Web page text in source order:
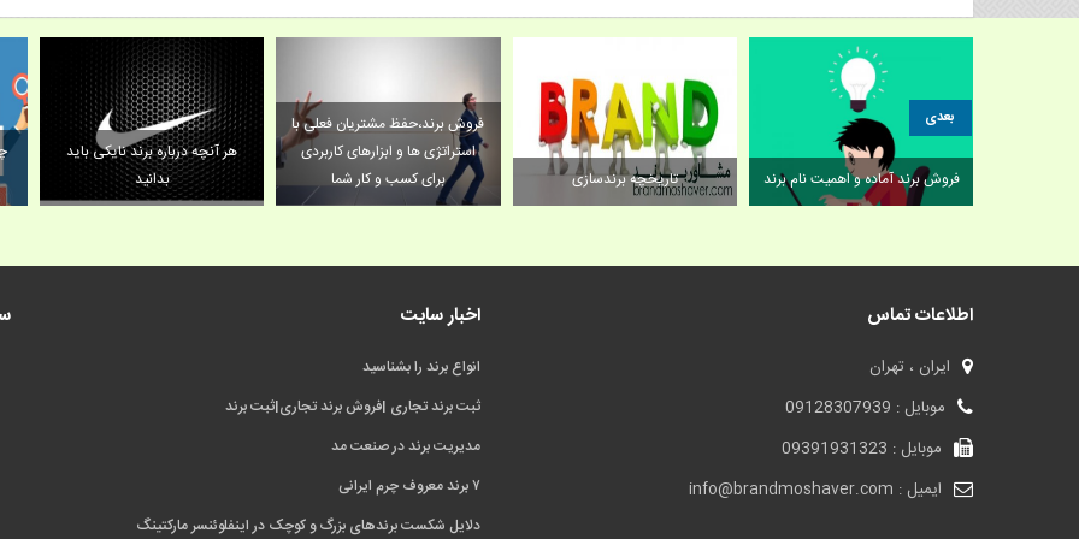
هر آنچه درباره برند نایکی باید
بدانید
فروش برند،حفظ مشتریان فعلی با
استراتژی ها و ابزارهای کاربردی
برای کسب و کار شما
تاریخچه برندسازی فروش برند آماده و اهمیت نام برند
بعدی
اطلاعات تماس
ایران ، تهران
موبایل : 09128307939
موبایل : 09391931323
ایمیل : info@brandmoshaver.com
اخبار سایت
انواع برند را بشناسید
ثبت برند تجاری |فروش برند تجاری|ثبت برند
مدیریت برند در صنعت مد
۷ برند معروف چرم ایرانی
دلایل شکست برندهای بزرگ و کوچک در اینفلوئنسر مارکتینگ